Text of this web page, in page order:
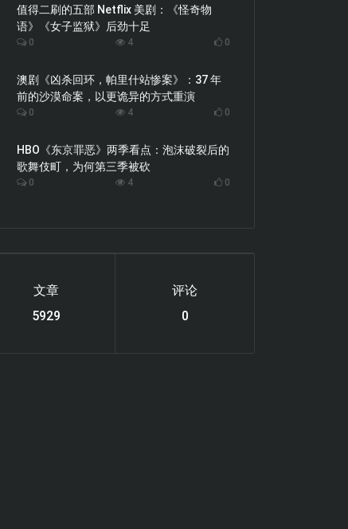
值得二刷的五部 Netflix 美剧：《怪奇物
语》《女子监狱》后劲十足
0 4 0
澳剧《凶杀回环，帕里什站惨案》：37 年
前的沙漠命案，以更诡异的方式重演
0 4 0
HBO《东京罪恶》两季看点：泡沫破裂后的
歌舞伎町，为何第三季被砍
0 4 0
文章
6220
评论
0